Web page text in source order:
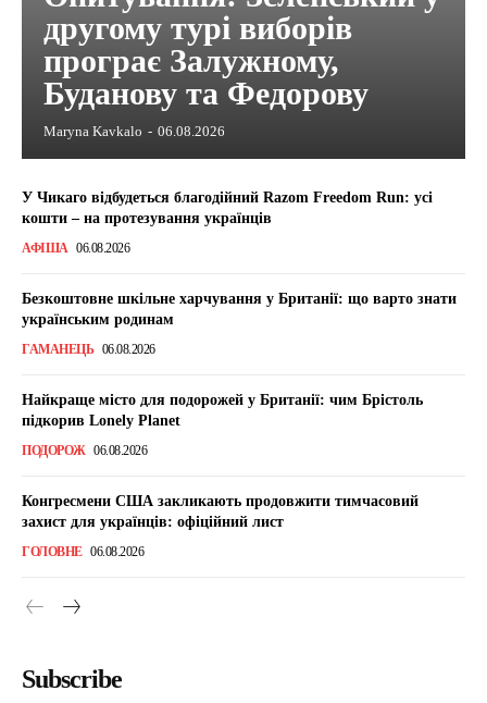
другому турі виборів
програє Залужному,
Буданову та Федорову
Maryna Kavkalo - 06.08.2026
У Чикаго відбудеться благодійний Razom Freedom Run: усі
кошти – на протезування українців
АФІША 06.08.2026
Безкоштовне шкільне харчування у Британії: що варто знати
українським родинам
ГАМАНЕЦЬ 06.08.2026
Найкраще місто для подорожей у Британії: чим Брістоль
підкорив Lonely Planet
ПОДОРОЖ 06.08.2026
Конгресмени США закликають продовжити тимчасовий
захист для українців: офіційний лист
ГОЛОВНЕ 06.08.2026
Subscribe